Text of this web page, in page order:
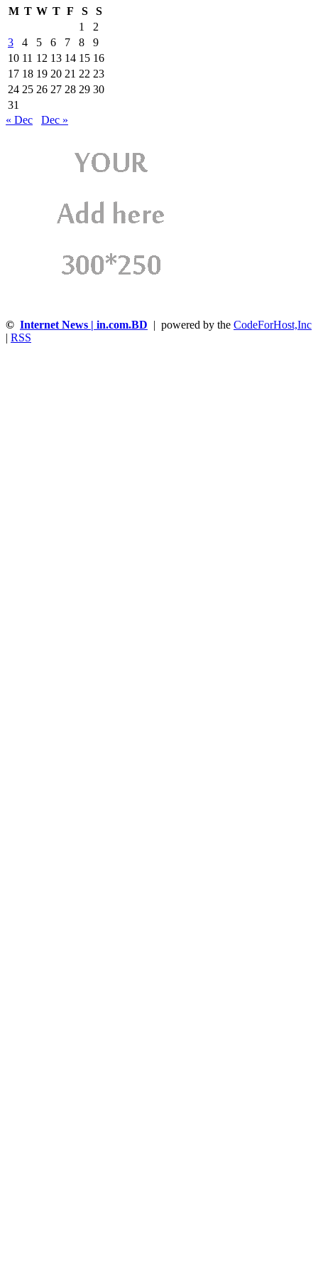
M T W T F S
S
1
2
3
4 5 6 7 8
9
10 11 12 13 14 15 16
17 18 19 20 21 22 23
24 25 26 27 28 29 30
31
« Dec
Dec »
© Internet News | in.com.BD | powered by the CodeForHost,Inc
| RSS